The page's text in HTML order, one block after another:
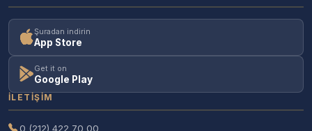
Şuradan indirin
App Store
Get it on
Google Play
İLETIŞIM
0 (212) 422 70 00